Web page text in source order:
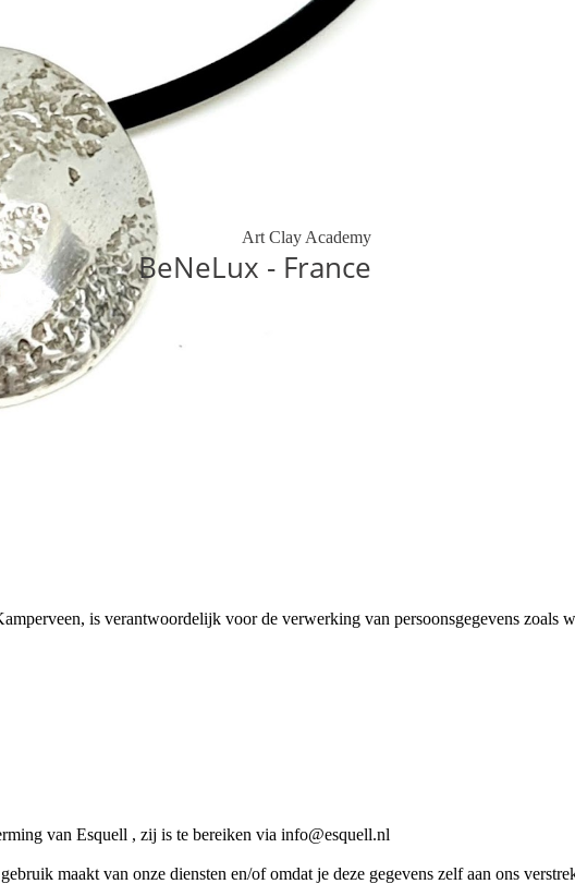
Art Clay Academy
BeNeLux - France
is verantwoordelijk voor de verwerking van persoonsgegevens zoals
van Esquell , zij is te bereiken via info@esquell.nl
maakt van onze diensten en/of omdat je deze gegevens zelf aan ons